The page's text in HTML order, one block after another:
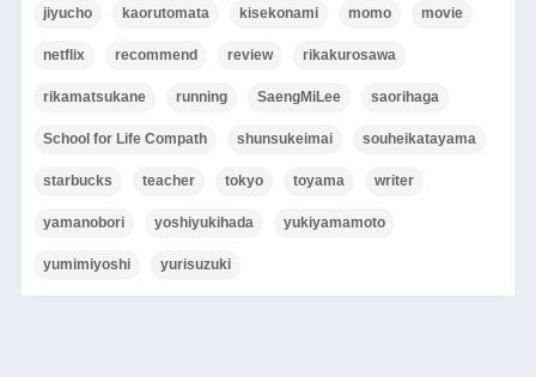
jiyucho kaorutomata kisekonami momo movie
netflix recommend review rikakurosawa
rikamatsukane running SaengMiLee saorihaga
School for Life Compath shunsukeimai souheikatayama
starbucks teacher tokyo toyama writer
yamanobori yoshiyukihada yukiyamamoto
yumimiyoshi yurisuzuki